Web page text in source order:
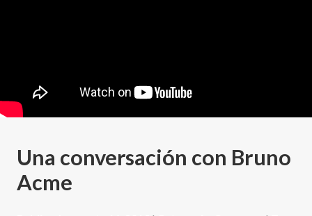
Una conversación con Bruno
Acme